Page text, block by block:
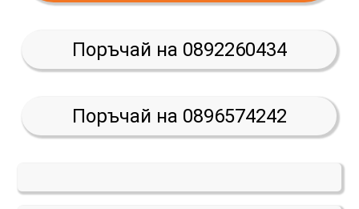
Поръчай на 0892260434
Поръчай на 0896574242